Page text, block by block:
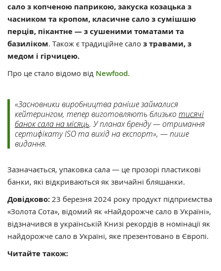
сало з копченою паприкою, закуска козацька з
часником та кропом, класичне сало з сумішшю
перців, пікантне — з сушеними томатами та
базиліком. Також є традиційне сало з травами, з
медом і гірчицею.
Про це стало відомо від Newfood.
«Засновники виробництва раніше займалися
кейтерингом, тепер виготовляють близько тисячі
банок сала на місяць. У планах бренду — отримання
сертифікату ISO та вихід на експорт», — пише
видання.
Зазначається, упаковка сала — це прозорі пластикові
банки, які відкриваються як звичайні бляшанки.
Довідково: 23 березня 2024 року продукт підприємства
«Золота Сота», відомий як «Найдорожче сало в Україні»,
відзначився в українській Книзі рекордів в номінації як
найдорожче сало в Україні, яке презентовано в Європі.
Читайте також: